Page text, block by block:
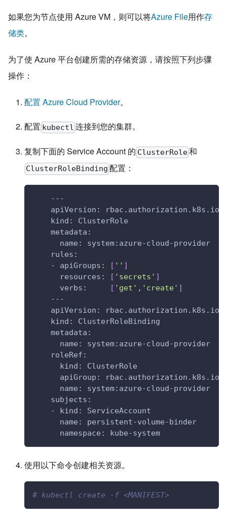
如果您为节点使用 Azure VM，则可以将Azure File用作存
储类。
为了使 Azure 平台创建所需的存储资源，请按照下列步骤
操作：
配置 Azure Cloud Provider。
配置 kubectl 连接到您的集群。
复制下面的 Service Account 的 ClusterRole和
ClusterRoleBinding 配置：
    ---
apiVersion: rbac.authorization.k8s.io/
    kind: ClusterRole
    metadata:
      name: system:azure-cloud-provider
    rules:
    - apiGroups:
[ '' ]
      resources:
[ 'secrets' ]
      verbs:
[ 'get' , 'create' ]
    ---
apiVersion: rbac.authorization.k8s.io/
    kind: ClusterRoleBinding
    metadata:
      name: system:azure-cloud-provider
    roleRef:
      kind: ClusterRole
      apiGroup: rbac.authorization.k8s.io
      name: system:azure-cloud-provider
    subjects:
    - kind: ServiceAccount
      name: persistent-volume-binder
      namespace: kube-system
使用以下命令创建相关资源。
# kubectl create -f <MANIFEST>